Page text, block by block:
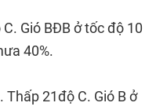
Gió BĐB ở tốc độ 10
40%.
21độ C. Gió B ở